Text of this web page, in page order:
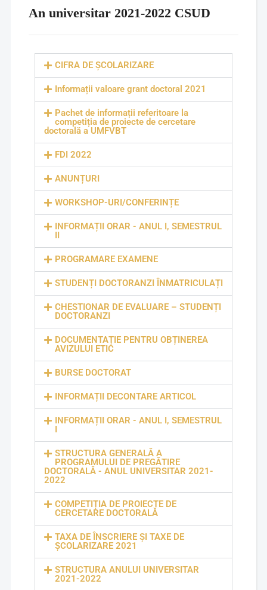
An universitar 2021-2022 CSUD
CIFRA DE ȘCOLARIZARE
Informații valoare grant doctoral 2021
Pachet de informații referitoare la
competiția de proiecte de cercetare
doctorală a UMFVBT
FDI 2022
ANUNȚURI
WORKSHOP-URI/CONFERINȚE
INFORMAȚII ORAR - ANUL I, SEMESTRUL
II
PROGRAMARE EXAMENE
STUDENȚI DOCTORANZI ÎNMATRICULAȚI
CHESTIONAR DE EVALUARE – STUDENȚI
DOCTORANZI
DOCUMENTAȚIE PENTRU OBȚINEREA
AVIZULUI ETIC
BURSE DOCTORAT
INFORMAȚII DECONTARE ARTICOL
INFORMAȚII ORAR - ANUL I, SEMESTRUL
I
STRUCTURA GENERALĂ A
PROGRAMULUI DE PREGĂTIRE
DOCTORALĂ - ANUL UNIVERSITAR 2021-
2022
COMPETIȚIA DE PROIECTE DE
CERCETARE DOCTORALĂ
TAXA DE ÎNSCRIERE ŞI TAXE DE
ŞCOLARIZARE 2021
STRUCTURA ANULUI UNIVERSITAR
2021-2022